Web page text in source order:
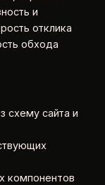
и
отклика
обхода
схему сайта и
компонентов